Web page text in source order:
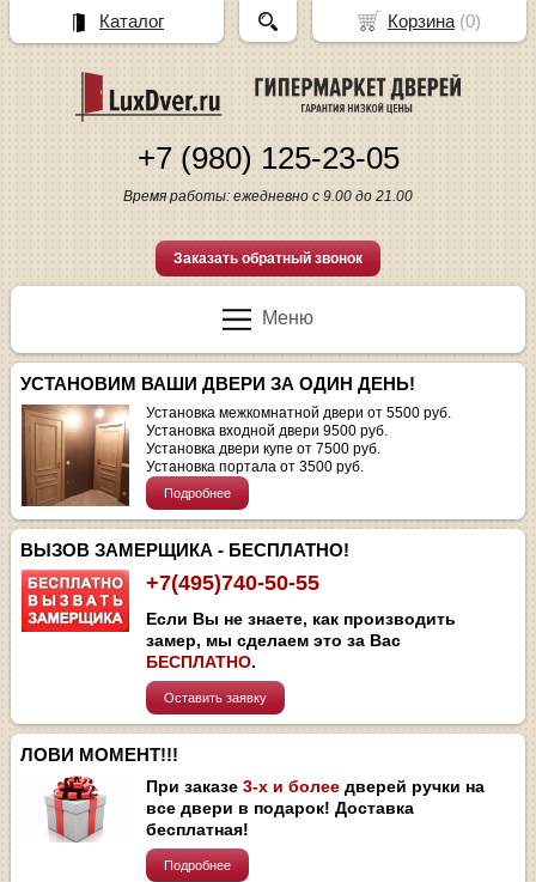
+7 (980) 125-23-05
Время работы: ежедневно с 9.00 до 21.00
Заказать обратный звонок
Меню
УСТАНОВИМ ВАШИ ДВЕРИ ЗА ОДИН ДЕНЬ!
Установка межкомнатной двери от 5500 руб.
Установка входной двери 9500 руб.
Установка двери купе от 7500 руб.
Установка портала от 3500 руб.
Подробнее
ВЫЗОВ ЗАМЕРЩИКА - БЕСПЛАТНО!
+7(495)740-50-55
Если Вы не знаете, как производить
замер, мы сделаем это за Вас
БЕСПЛАТНО.
Оставить заявку
ЛОВИ МОМЕНТ!!!
При заказе3-х и более дверей ручки на
все двери в подарок! Доставка
бесплатная!
Подробнее
Корзина(0)
Каталог